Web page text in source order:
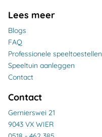
Lees meer
Blogs
FAQ
Professionele speeltoestellen
Speeltuin aanleggen
Contact
Contact
Gernierswei 21
9043 VX WIER